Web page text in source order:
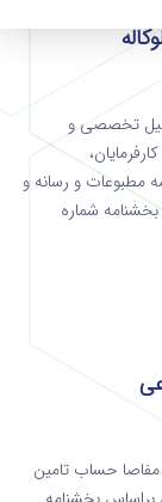
تخصصی و
مطبوعات و رسانه و
شماره
حساب تامین